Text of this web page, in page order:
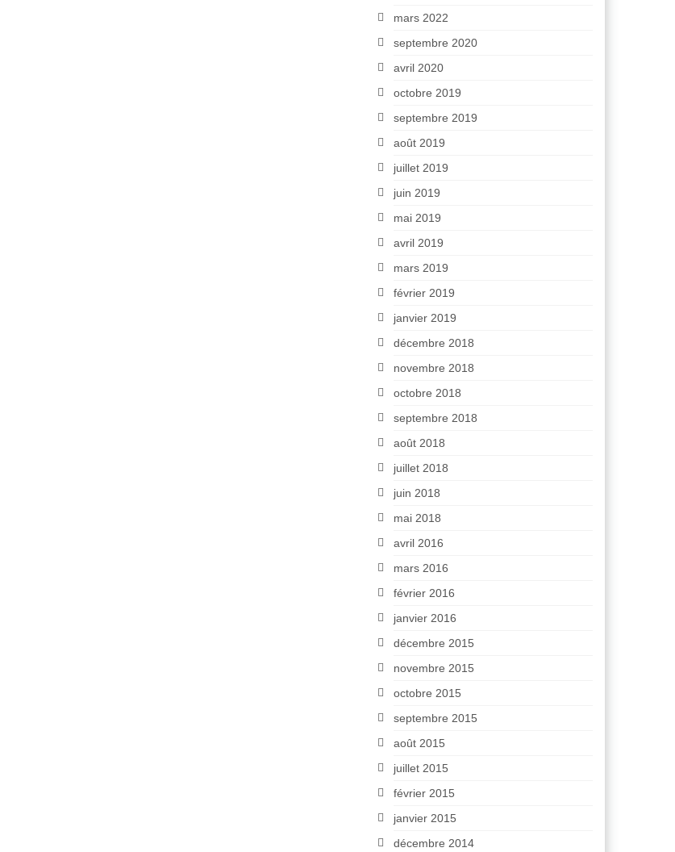
mars 2022
septembre 2020
avril 2020
octobre 2019
septembre 2019
août 2019
juillet 2019
juin 2019
mai 2019
avril 2019
mars 2019
février 2019
janvier 2019
décembre 2018
novembre 2018
octobre 2018
septembre 2018
août 2018
juillet 2018
juin 2018
mai 2018
avril 2016
mars 2016
février 2016
janvier 2016
décembre 2015
novembre 2015
octobre 2015
septembre 2015
août 2015
juillet 2015
février 2015
janvier 2015
décembre 2014